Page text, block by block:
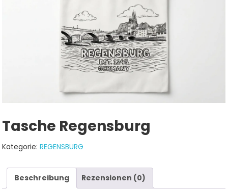
Tasche Regensburg
Kategorie:REGENSBURG
Beschreibung Rezensionen (0)